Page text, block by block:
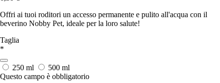
Offri ai tuoi roditori un accesso permanente e pulito all'acqua con il
beverino Nobby Pet, ideale per la loro salute!
Taglia
*
250 ml
500 ml
Questo campo è obbligatorio